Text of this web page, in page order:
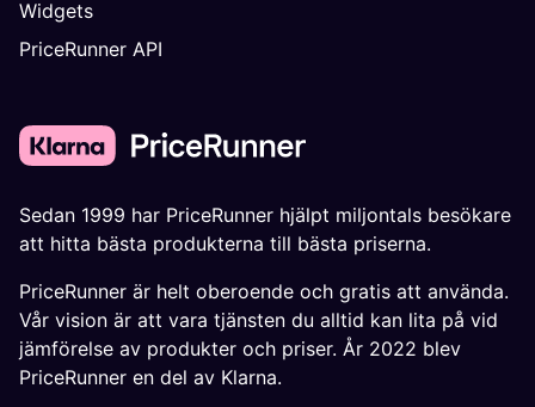
Widgets
PriceRunner API
Sedan 1999 har PriceRunner hjälpt miljontals besökare
att hitta bästa produkterna till bästa priserna.
PriceRunner är helt oberoende och gratis att använda.
Vår vision är att vara tjänsten du alltid kan lita på vid
jämförelse av produkter och priser. År 2022 blev
PriceRunner en del av Klarna.